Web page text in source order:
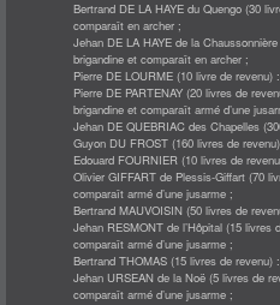
Bertrand DE LA HAYE du Quengo (30
comparaît en archer ;
Jehan DE LA HAYE de la
brigandine et comparaît en archer ;
Pierre DE LOURME (10 livre de revenu)
Pierre DE PARTENAY (20 livres de
brigandine et comparaît armé d’une
Jehan DE QUEBRIAC des Chapelles
Guyon DU FROST (160 livres de
Edouard FOURNIER (10 livres de
Olivier GIFFART de Plessis-Giffart (70
comparaît armé d’une jusarme ;
Bertrand MAUVOISIN (50 livres de
Jehan RESMONT de l’Hôpital (15 livres
comparaît armé d’une jusarme ;
Bertrand THOMAS (15 livres de revenu)
Jehan URSEAN de la Noë (5 livres de
comparaît armé d’une jusarme ;